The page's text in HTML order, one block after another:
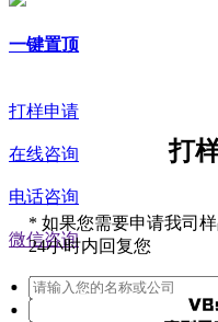
一键置顶
打样申请
在线咨询
电话咨询
微信咨询
打
* 如果您需要申请我司
24小时内回复您